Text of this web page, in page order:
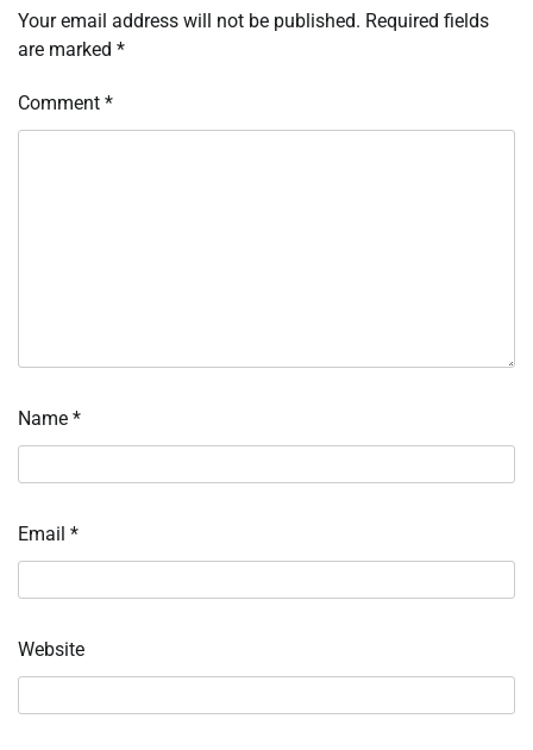
Your email address will not be published. Required fields
are marked *
Comment *
Name *
Email *
Website